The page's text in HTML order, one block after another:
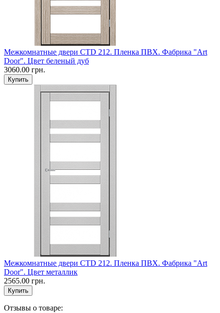
Межкомнатные двери CTD 212. Пленка ПВХ. Фабрика "Art
Door". Цвет беленый дуб
3060.00 грн.
Межкомнатные двери CTD 212. Пленка ПВХ. Фабрика "Art
Door". Цвет металлик
2565.00 грн.
Отзывы о товаре: